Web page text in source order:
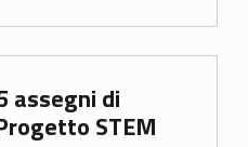
ai
l
ar
e
assegni di
STEM